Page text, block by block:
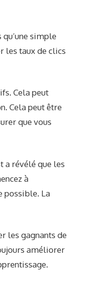
simple
les taux de clics
. Cela peut
Cela peut être
que vous
a révélé que les
à
possible. La
les gagnants de
améliorer